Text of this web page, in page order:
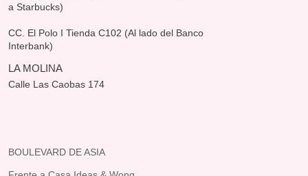
a Starbucks)
CC. El Polo I Tienda C102 (Al lado del Banco
Interbank)
LA MOLINA
Calle Las Caobas 174
BOULEVARD DE ASIA